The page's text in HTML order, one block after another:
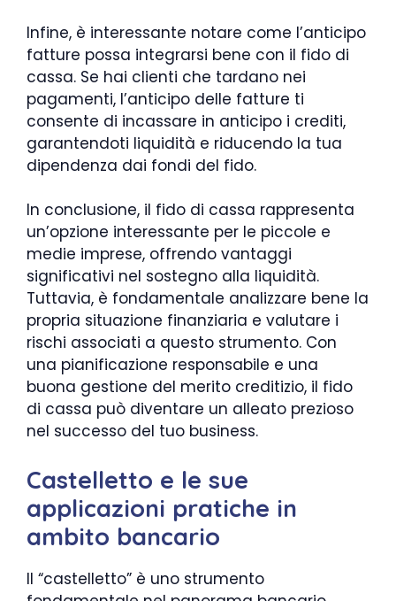
Infine, è interessante notare come l’anticipo
fatture possa integrarsi bene con il fido di
cassa. Se hai clienti che tardano nei
pagamenti, l’anticipo delle fatture ti
consente di incassare in anticipo i crediti,
garantendoti liquidità e riducendo la tua
dipendenza dai fondi del fido.
In conclusione, il fido di cassa rappresenta
un’opzione interessante per le piccole e
medie imprese, offrendo vantaggi
significativi nel sostegno alla liquidità.
Tuttavia, è fondamentale analizzare bene la
propria situazione finanziaria e valutare i
rischi associati a questo strumento. Con
una pianificazione responsabile e una
buona gestione del merito creditizio, il fido
di cassa può diventare un alleato prezioso
nel successo del tuo business.
Castelletto e le sue
applicazioni pratiche in
ambito bancario
Il “castelletto” è uno strumento